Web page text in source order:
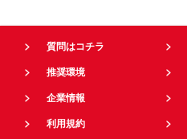
質問はコチラ
推奨環境
企業情報
利用規約